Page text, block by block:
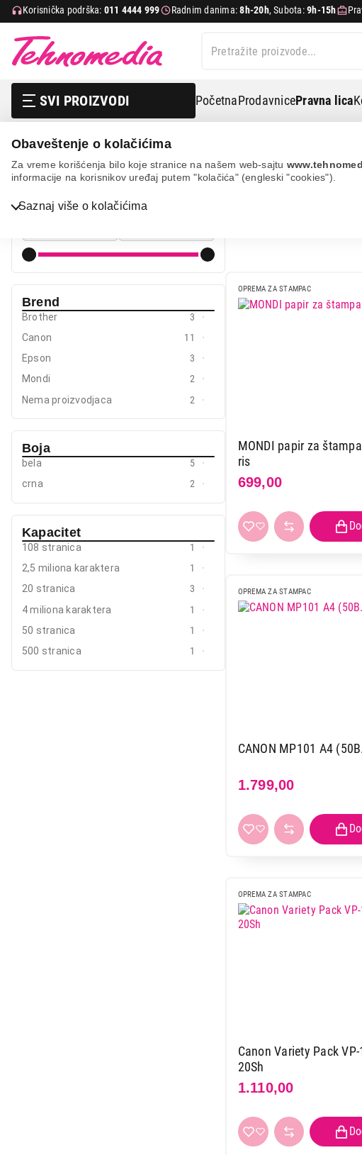
Obaveštenje o kolačićima
Za vreme korišćenja bilo koje stranice na našem web-sajtu
informacije na korisnikov uređaj putem "kolačića" (engleski "cookies").
Saznaj više o kolačićima
Korisnička podrška: 011 4444 999 Radnim danima:8h-20h, Subota:9h-15h
SVI PROIZVODI PočetnaProdavnicePravna lica
Bela tehnika
IT & Gaming
Mali kućni aparati
Mali kuhinjski aparati
Grejanje i hlađenje
It & gaming Potrošni materijal za štampače
Cena od Cena do
Brend
Brother
3
Canon
11
Epson
3
Mondi
2
Nema proizvodjaca
2
Boja
bela
5
crna
2
Kapacitet
108 stranica
1
2,5 miliona karaktera
1
20 stranica
3
4 miliona karaktera
1
50 stranica
1
500 stranica
1
PAPIRI I TRAKE
OPREMA ZA STAMPAC
MONDI papir za
ris
699,00
OPREMA ZA STAMPAC
CANON MP101 A4
1.799,00
OPREMA ZA STAMPAC
Canon Variety Pack
20Sh
1.110,00